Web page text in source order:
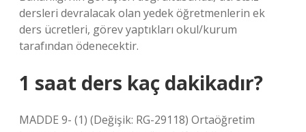
dersleri devralacak olan yedek öğretmenlerin ek
ders ücretleri, görev yaptıkları okul/kurum
tarafından ödenecektir.
1 saat ders kaç dakikadır?
MADDE 9- (1) (Değişik: RG-29118) Ortaöğretim